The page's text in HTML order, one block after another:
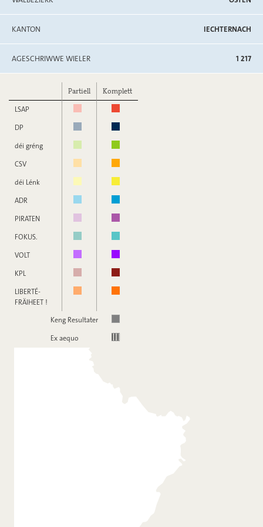
KANTON IECHTERNACH
AGESCHRIWWE WIELER 1 217
Partiell
Komplett
LSAP
DP
déi gréng
CSV
déi Lénk
ADR
PIRATEN
FOKUS.
VOLT
KPL
LIBERTÉ-
FRÄIHEET !
Keng Resultater
Ex aequo